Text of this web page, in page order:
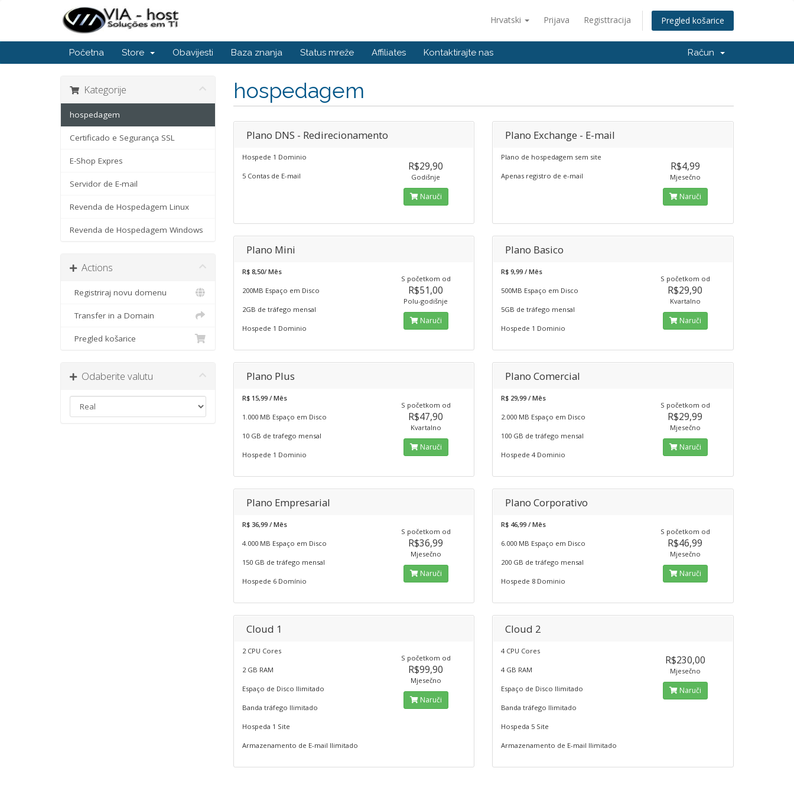
Hrvatski Prijava Registtracija Pregled košarice
Početna Store Obavijesti Baza znanja Status mreže Affiliates Kontaktirajte nas Račun
hospedagem
Kategorije
hospedagem
Certificado e Segurança SSL
E-Shop Expres
Servidor de E-mail
Revenda de Hospedagem Linux
Revenda de Hospedagem Windows
Actions
Registriraj novu domenu
Transfer in a Domain
Pregled košarice
Odaberite valutu
Plano DNS - Redirecionamento
Hospede 1 Dominio
5 Contas de E-mail
R$29,90
Godišnje
Naruči
Plano Exchange - E-mail
Plano de hospedagem sem site
Apenas registro de e-mail
R$4,99
Mjesečno
Naruči
Plano Mini
R$ 8,50/ Mês
200MB Espaço em Disco
2GB de tráfego mensal
Hospede 1 Dominio
S početkom od
R$51,00
Polu-godišnje
Naruči
Plano Basico
R$ 9,99 / Mês
500MB Espaço em Disco
5GB de tráfego mensal
Hospede 1 Dominio
S početkom od
R$29,90
Kvartalno
Naruči
Plano Plus
R$ 15,99 / Mês
1.000 MB Espaço em Disco
10 GB de trafego mensal
Hospede 1 Dominio
S početkom od
R$47,90
Kvartalno
Naruči
Plano Comercial
R$ 29,99 / Mês
2.000 MB Espaço em Disco
100 GB de tráfego mensal
Hospede 4 Dominio
S početkom od
R$29,99
Mjesečno
Naruči
Plano Empresarial
R$ 36,99 / Mês
4.000 MB Espaço em Disco
150 GB de tráfego mensal
Hospede 6 Domínio
S početkom od
R$36,99
Mjesečno
Naruči
Plano Corporativo
R$ 46,99 / Mês
6.000 MB Espaço em Disco
200 GB de tráfego mensal
Hospede 8 Dominio
S početkom od
R$46,99
Mjesečno
Naruči
Cloud 1
2 CPU Cores
2 GB RAM
Espaço de Disco Ilimitado
Banda tráfego Ilimitado
Hospeda 1 Site
Armazenamento de E-mail Ilimitado
S početkom od
R$99,90
Mjesečno
Naruči
Cloud 2
4 CPU Cores
4 GB RAM
Espaço de Disco Ilimitado
Banda tráfego Ilimitado
Hospeda 5 Site
Armazenamento de E-mail Ilimitado
R$230,00
Mjesečno
Naruči